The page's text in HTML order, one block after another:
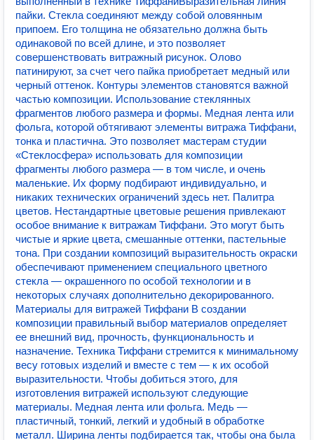
пайки. Стекла соединяют между собой оловянным
припоем. Его толщина не обязательно должна быть
одинаковой по всей длине, и это позволяет
совершенствовать витражный рисунок. Олово
патинируют, за счет чего пайка приобретает медный или
черный оттенок. Контуры элементов становятся важной
частью композиции. Использование стеклянных
фрагментов любого размера и формы. Медная лента или
фольга, которой обтягивают элементы витража Тиффани,
тонка и пластична. Это позволяет мастерам студии
«Стеклосфера» использовать для композиции
фрагменты любого размера — в том числе, и очень
маленькие. Их форму подбирают индивидуально, и
никаких технических ограничений здесь нет. Палитра
цветов. Нестандартные цветовые решения привлекают
особое внимание к витражам Тиффани. Это могут быть
чистые и яркие цвета, смешанные оттенки, пастельные
тона. При создании композиций выразительность окраски
обеспечивают применением специального цветного
стекла — окрашенного по особой технологии и в
некоторых случаях дополнительно декорированного.
Материалы для витражей Тиффани В создании
композиции правильный выбор материалов определяет
ее внешний вид, прочность, функциональность и
назначение. Техника Тиффани стремится к минимальному
весу готовых изделий и вместе с тем — к их особой
выразительности. Чтобы добиться этого, для
изготовления витражей используют следующие
материалы. Медная лента или фольга. Медь —
пластичный, тонкий, легкий и удобный в обработке
металл. Ширина ленты подбирается так, чтобы она была